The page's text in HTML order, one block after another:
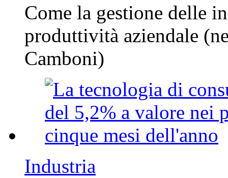
Come la gestione delle
produttività aziendale
Camboni)
Industria